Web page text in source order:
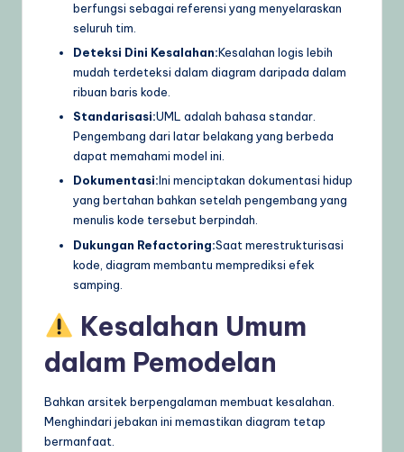
berfungsi sebagai referensi yang menyelaraskan
seluruh tim.
Deteksi Dini Kesalahan:Kesalahan logis lebih
mudah terdeteksi dalam diagram daripada dalam
ribuan baris kode.
Standarisasi:UML adalah bahasa standar.
Pengembang dari latar belakang yang berbeda
dapat memahami model ini.
Dokumentasi:Ini menciptakan dokumentasi hidup
yang bertahan bahkan setelah pengembang yang
menulis kode tersebut berpindah.
Dukungan Refactoring:Saat merestrukturisasi
kode, diagram membantu memprediksi efek
samping.
Kesalahan Umum
dalam Pemodelan
Bahkan arsitek berpengalaman membuat kesalahan.
Menghindari jebakan ini memastikan diagram tetap
bermanfaat.